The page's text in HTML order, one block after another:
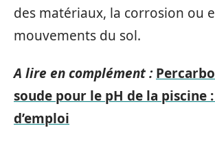
des matériaux, la corrosion ou
mouvements du sol.
A lire en complément :
soude pour le pH de la piscine
d’emploi